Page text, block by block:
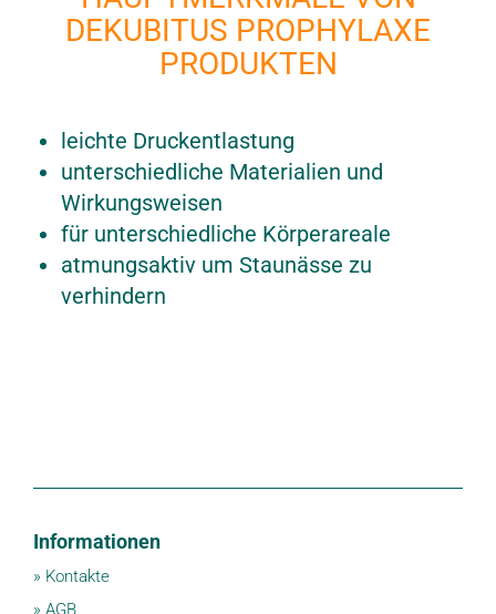
DEKUBITUS PROPHYLAXE
PRODUKTEN
leichte Druckentlastung
unterschiedliche Materialien und
Wirkungsweisen
für unterschiedliche Körperareale
atmungsaktiv um Staunässe zu
verhindern
Informationen
» Kontakte
» AGB